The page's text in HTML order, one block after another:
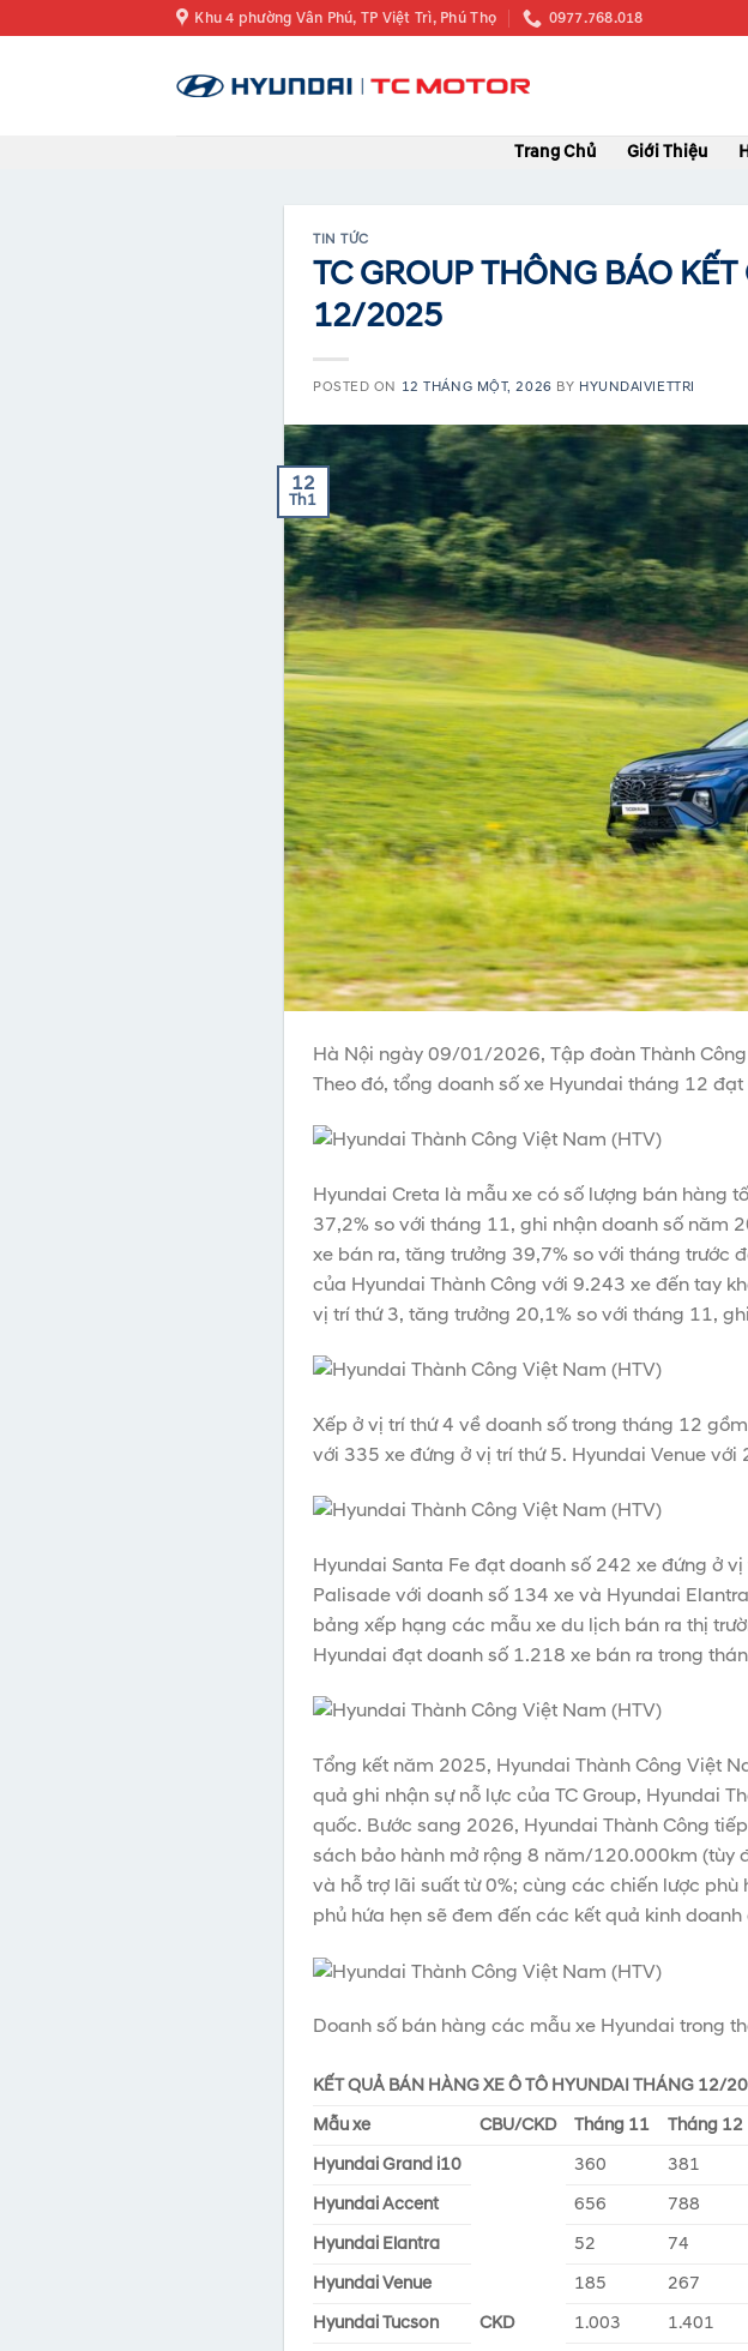
Khu 4 phường Vân Phú, TP Việt Trì, Phú Thọ 0977.768.018
Trang Chủ Giới Thiệu
TIN TỨC
TC GROUP THÔNG BÁO
12/2025
POSTED ON 12 THÁNG MỘT, 2026 BY HYUNDAIVIETTRI
12
Th1
Hà Nội ngày 09/01/2026, Tập đoàn Thành
Theo đó, tổng doanh số xe Hyundai tháng 12
Hyundai Creta là mẫu xe có số lượng bán hàng
37,2% so với tháng 11, ghi nhận doanh số năm
xe bán ra, tăng trưởng 39,7% so với tháng trước
của Hyundai Thành Công với 9.243 xe đến tay
vị trí thứ 3, tăng trưởng 20,1% so với tháng 11,
Xếp ở vị trí thứ 4 về doanh số trong tháng 12
với 335 xe đứng ở vị trí thứ 5. Hyundai Venue với
Hyundai Santa Fe đạt doanh số 242 xe đứng ở
Palisade với doanh số 134 xe và Hyundai
bảng xếp hạng các mẫu xe du lịch bán ra thị
Hyundai đạt doanh số 1.218 xe bán ra trong
Tổng kết năm 2025, Hyundai Thành Công Việt
quả ghi nhận sự nỗ lực của TC Group, Hyundai
quốc. Bước sang 2026, Hyundai Thành Công
sách bảo hành mở rộng 8 năm/120.000km (tùy
và hỗ trợ lãi suất từ 0%; cùng các chiến lược
phủ hứa hẹn sẽ đem đến các kết quả kinh doanh
Doanh số bán hàng các mẫu xe Hyundai trong
KẾT QUẢ BÁN HÀNG XE Ô TÔ HYUNDAI THÁNG 12/
Mẫu xe
CBU/CKD Tháng 11 Tháng 12
Hyundai Grand i10
CKD
360 381
Hyundai Accent
656 788
Hyundai Elantra
52 74
Hyundai Venue
185 267
Hyundai Tucson
1.003 1.401